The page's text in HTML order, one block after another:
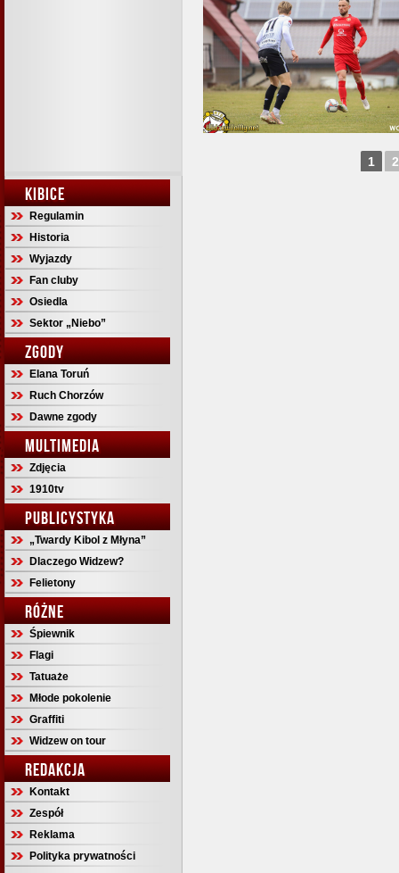
KIBICE
Regulamin
Historia
Wyjazdy
Fan cluby
Osiedla
Sektor „Niebo”
ZGODY
Elana Toruń
Ruch Chorzów
Dawne zgody
MULTIMEDIA
Zdjęcia
1910tv
PUBLICYSTYKA
„Twardy Kibol z Młyna”
Dlaczego Widzew?
Felietony
RÓŻNE
Śpiewnik
Flagi
Tatuaże
Młode pokolenie
Graffiti
Widzew on tour
REDAKCJA
Kontakt
Zespół
Reklama
Polityka prywatności
1 2